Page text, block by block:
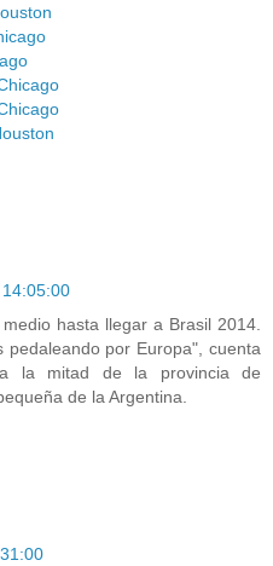
hasta llegar a Brasil 2014.
pedaleando por Europa", cuenta
la mitad de la provincia de
de la Argentina.